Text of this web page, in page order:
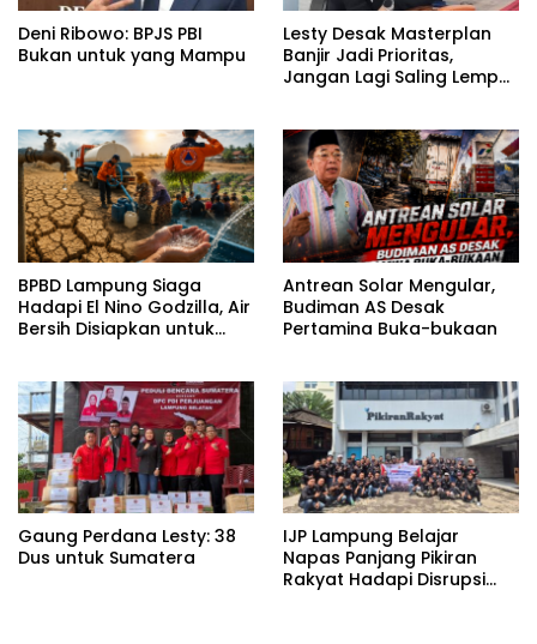
Deni Ribowo: BPJS PBI
Bukan untuk yang Mampu
Lesty Desak Masterplan
Banjir Jadi Prioritas,
Jangan Lagi Saling Lempar
BPBD Lampung Siaga
Hadapi El Nino Godzilla, Air
Bersih Disiapkan untuk
Antrean Solar Mengular,
Budiman AS Desak
Pertamina Buka-bukaan
Gaung Perdana Lesty: 38
Dus untuk Sumatera
IJP Lampung Belajar
Napas Panjang Pikiran
Rakyat Hadapi Disrupsi